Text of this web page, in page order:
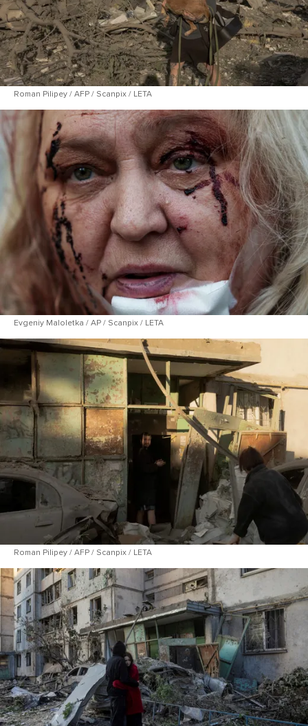
Roman Pilipey / AFP / Scanpix / LETA
Evgeniy Maloletka / AP / Scanpix / LETA
Roman Pilipey / AFP / Scanpix / LETA